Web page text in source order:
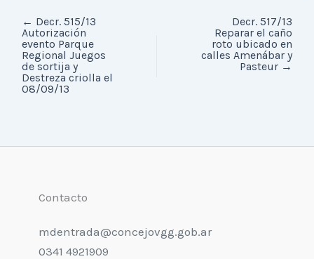
← Decr. 515/13
Autorización
evento Parque
Regional Juegos
de sortija y
Destreza criolla el
08/09/13
Decr. 517/13
Reparar el caño
roto ubicado en
calles Amenábar y
Pasteur →
Contacto
mdentrada@concejovgg.gob.ar
0341 4921909